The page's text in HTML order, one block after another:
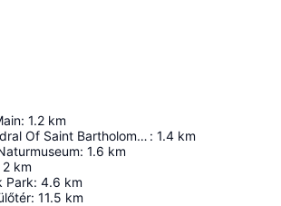
: 1.2 km
Imperial Cathedral Of Saint Bartholomew : 1.4 km
: 1.6 km
2 km
Park: 4.6 km
: 11.5 km